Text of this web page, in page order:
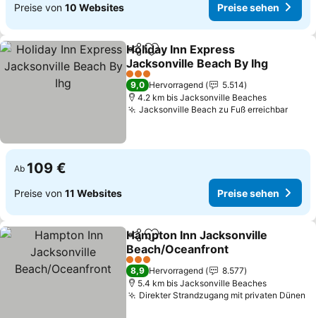
Preise von 10 Websites Preise sehen
TeilenZu Favoriten hinzufügen
Holiday Inn Express
Jacksonville Beach By Ihg
3 Sterne
9,0 Hervorragend
5.514
4.2 km bis Jacksonville Beaches
Jacksonville Beach zu Fuß erreichbar
Ab 109 €
Preise von 11 Websites Preise sehen
TeilenZu Favoriten hinzufügen
Hampton Inn Jacksonville
Beach/Oceanfront
3 Sterne
8,9 Hervorragend
8.577
5.4 km bis Jacksonville Beaches
Direkter Strandzugang mit privaten Dünen